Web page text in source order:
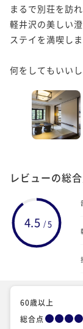
まるで別荘を訪
軽井沢の美しい
ステイを満喫しま
何をしてもいい
レビューの総
4.5 /5
60歳以上
総合点